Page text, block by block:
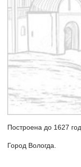
Построена до 1627
Город Вологда.